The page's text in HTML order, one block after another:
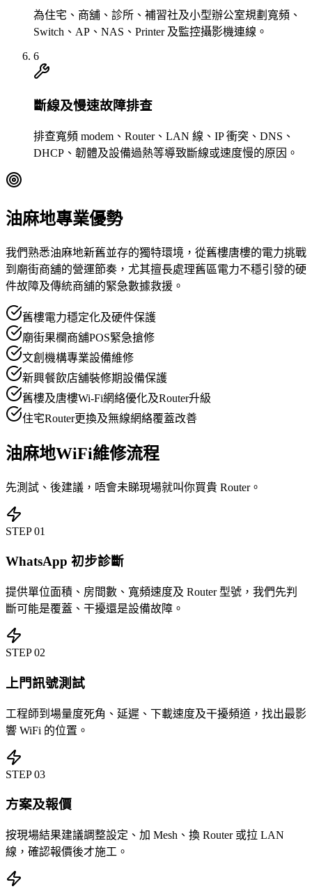
為住宅、商舖、診所、補習社及小型辦公室規劃寬頻、
Switch、AP、NAS、Printer 及監控攝影機連線。
6
斷線及慢速故障排查
排查寬頻 modem、Router、LAN 線、IP 衝突、DNS、
DHCP、韌體及設備過熱等導致斷線或速度慢的原因。
油麻地專業優勢
我們熟悉油麻地新舊並存的獨特環境，從舊樓唐樓的電力挑戰
到廟街商舖的營運節奏，尤其擅長處理舊區電力不穩引發的硬
件故障及傳統商舖的緊急數據救援。
舊樓電力穩定化及硬件保護
廟街果欄商舖POS緊急搶修
文創機構專業設備維修
新興餐飲店舖裝修期設備保護
舊樓及唐樓Wi-Fi網絡優化及Router升級
住宅Router更換及無線網絡覆蓋改善
油麻地WiFi維修流程
先測試、後建議，唔會未睇現場就叫你買貴 Router。
STEP01
WhatsApp 初步診斷
提供單位面積、房間數、寬頻速度及 Router 型號，我們先判
斷可能是覆蓋、干擾還是設備故障。
STEP02
上門訊號測試
工程師到場量度死角、延遲、下載速度及干擾頻道，找出最影
響 WiFi 的位置。
STEP03
方案及報價
按現場結果建議調整設定、加 Mesh、換 Router 或拉 LAN
線，確認報價後才施工。